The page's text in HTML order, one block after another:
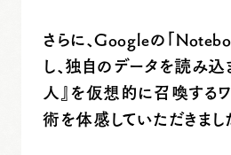
さらに、Googleの「
し、独自のデータを読み
人』を仮想的に召喚する
術を体感していただきまし